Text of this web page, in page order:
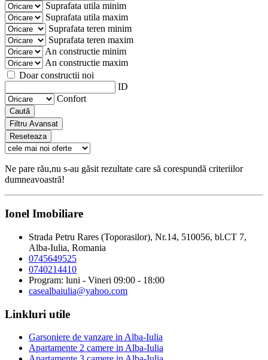
Suprafata utila minim
Suprafata utila maxim
Suprafata teren minim
Suprafata teren maxim
An constructie minim
An constructie maxim
Doar constructii noi
ID
Confort
Caută
Filtru Avansat
Reseteaza
Ne pare rău,nu s-au găsit rezultate care să corespundă criteriilor
dumneavoastră!
Ionel Imobiliare
Strada Petru Rares (Toporasilor), Nr.14, 510056, bl.CT 7,
Alba-Iulia, Romania
0745649525
0740214410
Program: luni - Vineri 09:00 - 18:00
casealbaiulia@yahoo.com
Linkluri utile
Garsoniere de vanzare in Alba-Iulia
Apartamente 2 camere in Alba-Iulia